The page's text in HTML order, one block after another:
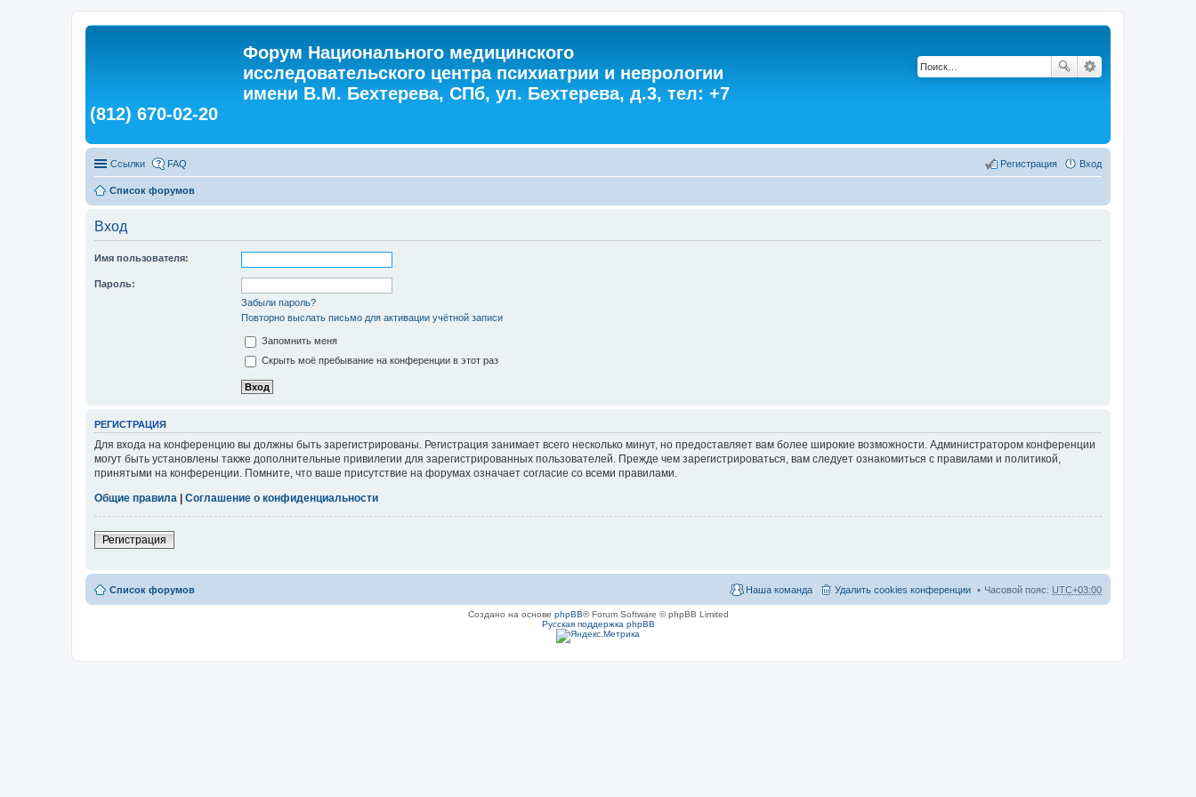
Форум Национального медицинского
исследовательского центра психиатрии и неврологии
имени В.М. Бехтерева, СПб, ул. Бехтерева, д.3, тел: +7
(812) 670-02-20
Ссылки FAQ Вход
Регистрация
Список форумов
Вход
Имя пользователя:
Пароль:
Забыли пароль?
Повторно выслать письмо для активации учётной записи
Запомнить меня
Скрыть моё пребывание на конференции в этот раз
РЕГИСТРАЦИЯ
Для входа на конференцию вы должны быть зарегистрированы. Регистрация занимает всего несколько минут, но предоставляет вам более широкие возможности. Администратором конференции
могут быть установлены также дополнительные привилегии для зарегистрированных пользователей. Прежде чем зарегистрироваться, вам следует ознакомиться с правилами и политикой,
принятыми на конференции. Помните, что ваше присутствие на форумах означает согласие со всеми правилами.
Общие правила
Соглашение о конфиденциальности
Регистрация
Список форумов Часовой пояс: UTC+03:00
Удалить cookies конференции
Наша команда
Создано на основе phpBB® Forum Software © phpBB Limited
Русская поддержка phpBB